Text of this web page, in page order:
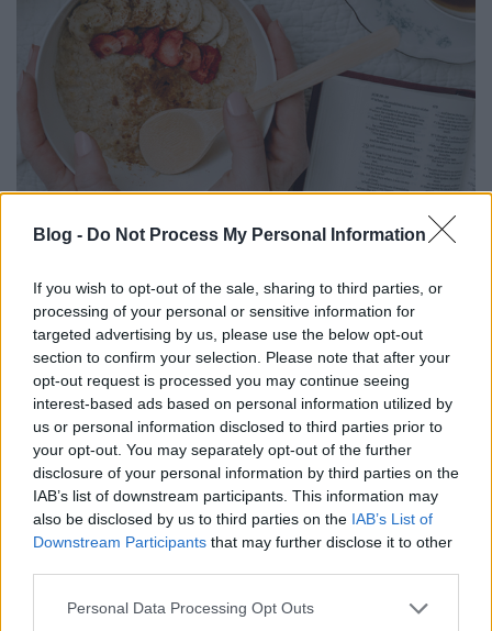
Blog - Do Not Process My Personal Information
If you wish to opt-out of the sale, sharing to third parties, or
processing of your personal or sensitive information for
targeted advertising by us, please use the below opt-out
section to confirm your selection. Please note that after your
opt-out request is processed you may continue seeing
interest-based ads based on personal information utilized by
us or personal information disclosed to third parties prior to
your opt-out. You may separately opt-out of the further
disclosure of your personal information by third parties on the
IAB’s list of downstream participants. This information may
also be disclosed by us to third parties on the IAB’s List of
Downstream Participants that may further disclose it to other
Please note that this website/app uses one or more Google
Personal Data Processing Opt Outs
zabkása
Korábbi cikkünk ráncfelvarrva
boros_tyan•2022. május 05.
Az idő mindenkinek drága kincs, akár egy sietős